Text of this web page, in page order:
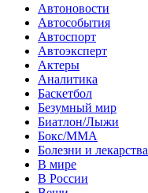
Автоновости
Автособытия
Автоспорт
Автоэксперт
Актеры
Аналитика
Баскетбол
Безумный мир
Биатлон/Лыжи
Бокс/MMA
Болезни и лекарства
В мире
В России